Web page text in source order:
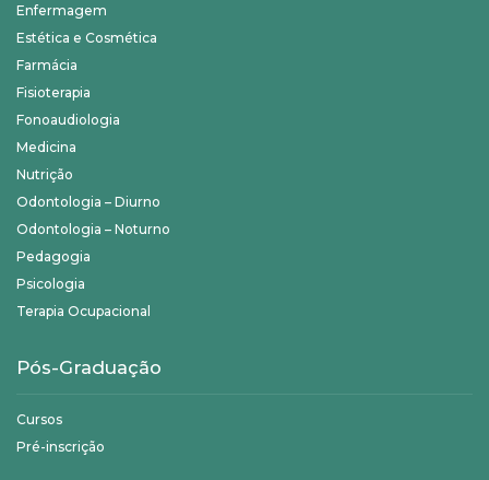
Enfermagem
Estética e Cosmética
Farmácia
Fisioterapia
Fonoaudiologia
Medicina
Nutrição
Odontologia – Diurno
Odontologia – Noturno
Pedagogia
Psicologia
Terapia Ocupacional
Pós-Graduação
Cursos
Pré-inscrição